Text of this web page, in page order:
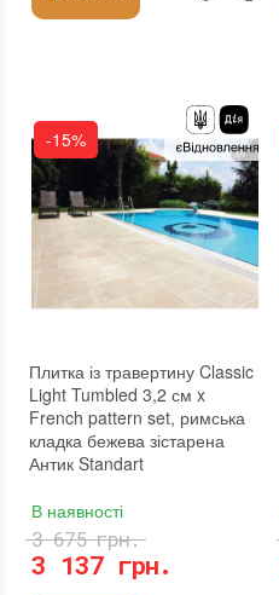
-15%
Плитка із травертину Classic
Light Tumbled 3,2 см x
French pattern set, римська
кладка бежева зістарена
Антик Standart
В наявності
3 137 грн.
3 675 грн.